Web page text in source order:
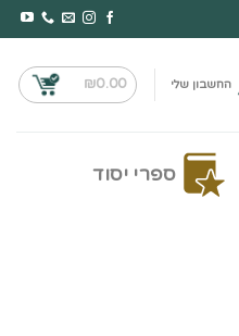
החשבון שלי ₪0.00
ספרי יסוד